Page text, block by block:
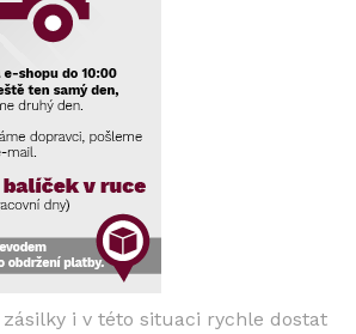
zásilky i v této situaci rychle dostat